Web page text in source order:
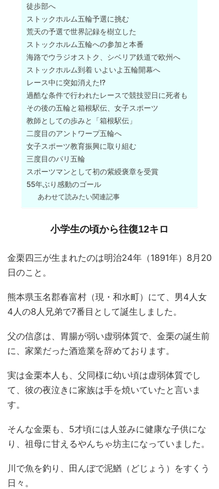
徒歩部へ
ストックホルム五輪予選に挑む
荒天の予選で世界記録を樹立した
ストックホルム五輪への参加と本番
海路でウラジオストク、シベリア鉄道で欧州へ
ストックホルム到着 いよいよ五輪開幕へ
レース中に突如消えた!?
過酷な条件で行われたレースで競技翌日に死者も
その後の五輪と箱根駅伝、女子スポーツ
教師としての歩みと「箱根駅伝」
二度目のアントワープ五輪へ
女子スポーツ教育振興に取り組む
三度目のパリ五輪
スポーツマンとして初の紫綬褒章を受賞
55年ぶり感動のゴール
あわせて読みたい関連記事
小学生の頃から往復12キロ
金栗四三が生まれたのは明治24年（1891年）8月20
日のこと。
熊本県玉名郡春富村（現・和水町）にて、男4人女
4人の8人兄弟で7番目として誕生しました。
父の信彦は、胃腸が弱い虚弱体質で、金栗の誕生前
に、家業だった酒造業を辞めております。
実は金栗本人も、父同様に幼い頃は虚弱体質でし
て、彼の夜泣きに家族は手を焼いていたと言いま
す。
そんな金栗も、5才頃には人並みに健康な子供にな
り、祖母に甘えるやんちゃ坊主になっていました。
川で魚を釣り、田んぼで泥鰌（どじょう）をすくう
日々。